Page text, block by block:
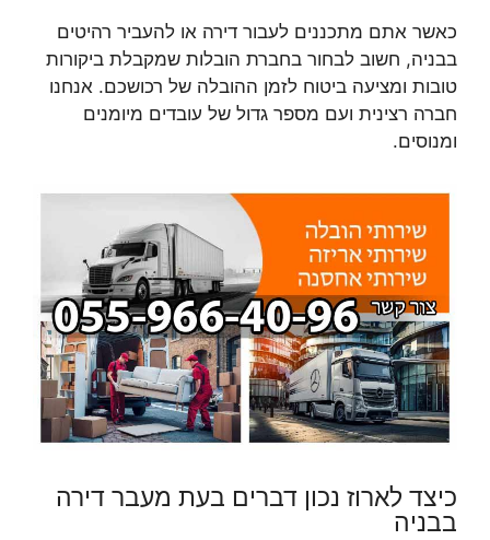
כאשר אתם מתכננים לעבור דירה או להעביר רהיטים
בבניה, חשוב לבחור בחברת הובלות שמקבלת ביקורות
טובות ומציעה ביטוח לזמן ההובלה של רכושכם. אנחנו
חברה רצינית ועם מספר גדול של עובדים מיומנים
ומנוסים.
כיצד לארוז נכון דברים בעת מעבר דירה
בבניה